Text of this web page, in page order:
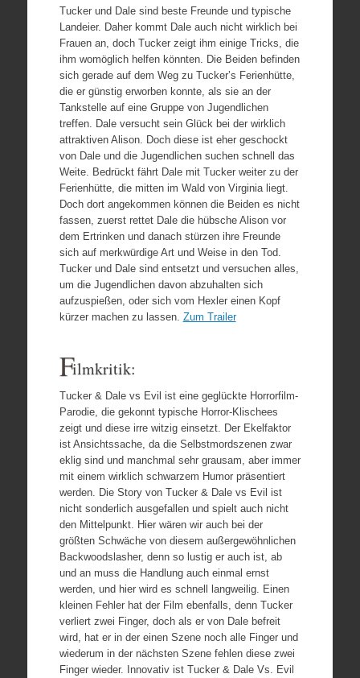
Tucker und Dale sind beste Freunde und typische
Landeier. Daher kommt Dale auch nicht wirklich bei
Frauen an, doch Tucker zeigt ihm einige Tricks, die
ihm womöglich helfen könnten. Die Beiden befinden
sich gerade auf dem Weg zu Tucker’s Ferienhütte,
die er günstig erworben konnte, als sie an der
Tankstelle auf eine Gruppe von Jugendlichen
treffen. Dale versucht sein Glück bei der wirklich
attraktiven Alison. Doch diese ist eher geschockt
von Dale und die Jugendlichen suchen schnell das
Weite. Bedrückt fährt Dale mit Tucker weiter zu der
Ferienhütte, die mitten im Wald von Virginia liegt.
Doch dort angekommen können die Beiden es nicht
fassen, zuerst rettet Dale die hübsche Alison vor
dem Ertrinken und danach stürzen ihre Freunde
sich auf merkwürdige Art und Weise in den Tod.
Tucker und Dale sind entsetzt und versuchen alles,
um die Jugendlichen davon abzuhalten sich
aufzuspießen, oder sich vom Hexler einen Kopf
kürzer machen zu lassen. Zum Trailer
Filmkritik:
Tucker & Dale vs Evil ist eine geglückte Horrorfilm-
Parodie, die gekonnt typische Horror-Klischees
zeigt und diese irre witzig einsetzt. Der Ekelfaktor
ist Ansichtssache, da die Selbstmordszenen zwar
eklig sind und manchmal sehr grausam, aber immer
mit einem wirklich schwarzem Humor präsentiert
werden. Die Story von Tucker & Dale vs Evil ist
nicht sonderlich ausgefallen und spielt auch nicht
den Mittelpunkt. Hier wären wir auch bei der
größten Schwäche von diesem außergewöhnlichen
Backwoodslasher, denn so lustig er auch ist, ab
und an muss die Handlung auch einmal ernst
werden, und hier wird es schnell langweilig. Einen
kleinen Fehler hat der Film ebenfalls, denn Tucker
verliert zwei Finger, doch als er von Dale befreit
wird, hat er in der einen Szene noch alle Finger und
wiederum in der nächsten Szene fehlen diese zwei
Finger wieder. Innovativ ist Tucker & Dale Vs. Evil